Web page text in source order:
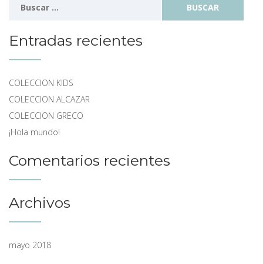
Entradas recientes
COLECCION KIDS
COLECCION ALCAZAR
COLECCION GRECO
¡Hola mundo!
Comentarios recientes
Archivos
mayo 2018